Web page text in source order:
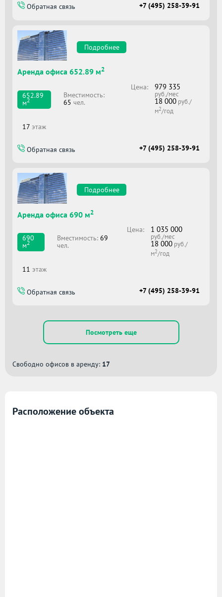
Обратная связь +7 (495) 258-39-91
Подробнее
Аренда офиса 652.89 м2
652.89
м2
Вместимоcть:
65 чел.
Цена: 979 335
руб./мес
18 000 руб./
м2/год
17 этаж
Обратная связь +7 (495) 258-39-91
Подробнее
Аренда офиса 690 м2
690
м2
Вместимоcть:69
чел.
Цена: 1 035 000
руб./мес
18 000руб./
м2/год
11 этаж
Обратная связь +7 (495) 258-39-91
Посмотреть еще
Свободно офисов в аренду: 17
Расположение объекта